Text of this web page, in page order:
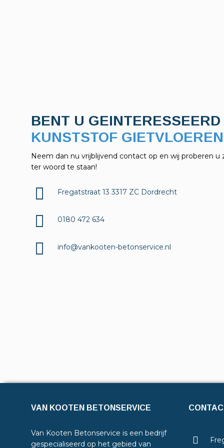
BENT U GEINTERESSEERD
KELDERAFDICHTINGEN?
Neem dan nu vrijblijvend contact op en wij proberen u
ter woord te staan!
Fregatstraat 13 3317 ZC Dordrecht
0180 472 634
info@vankooten-betonservice.nl
VAN KOOTEN BETONSERVICE
Van Kooten Betonservice is een bedrijf
gespecialiseerd op het gebied van